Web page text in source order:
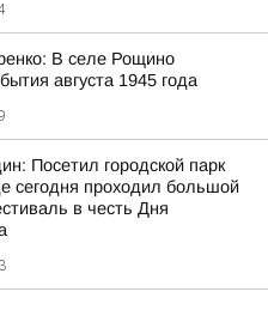
В селе Рощино
августа 1945 года
Посетил городской парк
сегодня проходил большой
в честь Дня